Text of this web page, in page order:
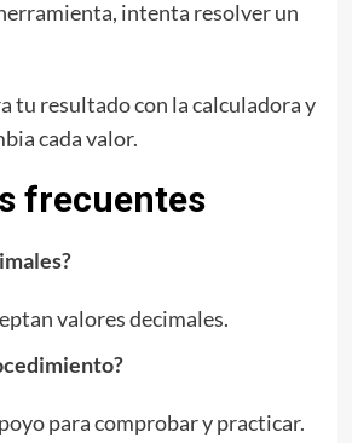
intenta resolver un
tu resultado con la calculadora y
cada valor.
frecuentes
valores decimales.
para comprobar y practicar.